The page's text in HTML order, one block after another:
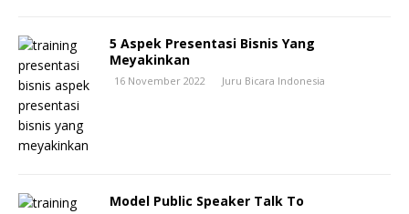
5 Aspek Presentasi Bisnis Yang
Meyakinkan
16 November 2022 Juru Bicara Indonesia
Model Public Speaker Talk To